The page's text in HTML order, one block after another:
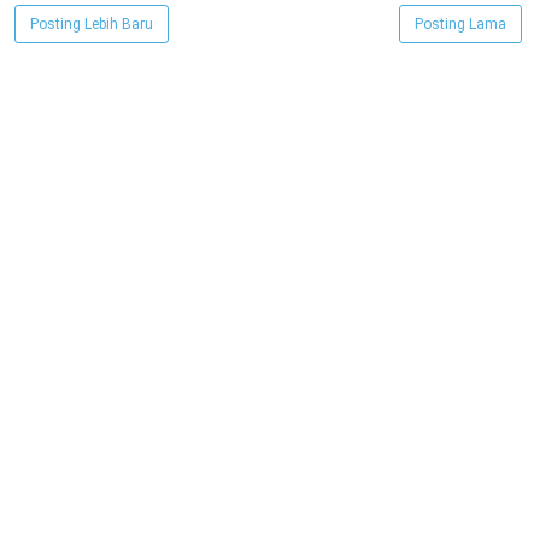
Posting Lebih Baru Posting Lama